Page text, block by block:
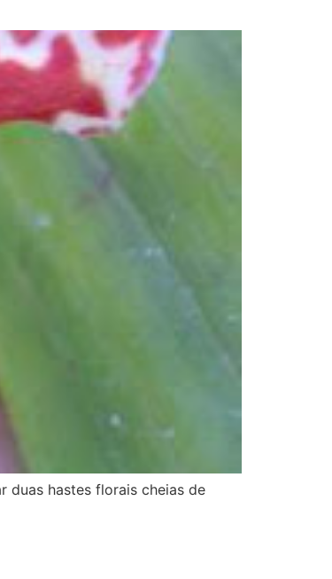
duas hastes florais cheias de